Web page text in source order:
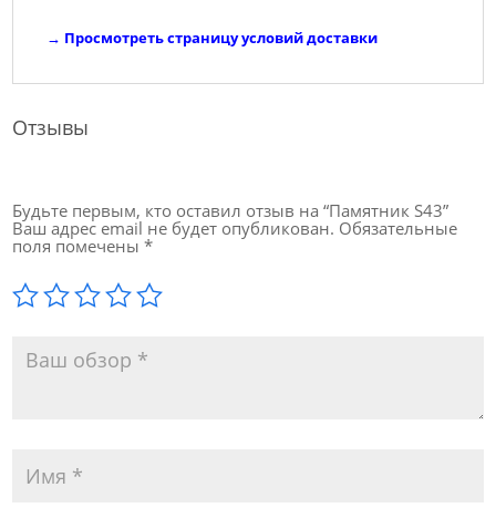
→ Просмотреть страницу условий доставки
Отзывы
Будьте первым, кто оставил отзыв на “Памятник S43”
Ваш адрес email не будет опубликован. Обязательные
поля помечены*